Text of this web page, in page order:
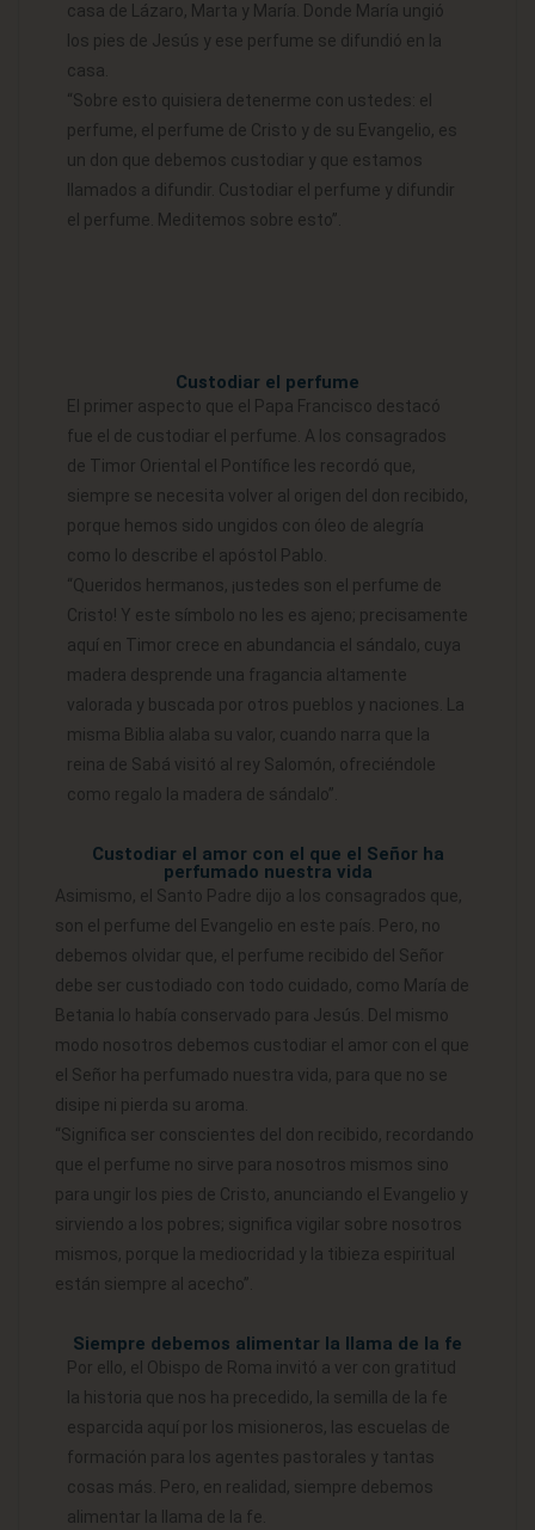
casa de Lázaro, Marta y María. Donde María ungió
los pies de Jesús y ese perfume se difundió en la
casa.
“Sobre esto quisiera detenerme con ustedes: el
perfume, el perfume de Cristo y de su Evangelio, es
un don que debemos custodiar y que estamos
llamados a difundir. Custodiar el perfume y difundir
el perfume. Meditemos sobre esto”.
Custodiar el perfume
El primer aspecto que el Papa Francisco destacó
fue el de custodiar el perfume. A los consagrados
de Timor Oriental el Pontífice les recordó que,
siempre se necesita volver al origen del don recibido,
porque hemos sido ungidos con óleo de alegría
como lo describe el apóstol Pablo.
“Queridos hermanos, ¡ustedes son el perfume de
Cristo! Y este símbolo no les es ajeno; precisamente
aquí en Timor crece en abundancia el sándalo, cuya
madera desprende una fragancia altamente
valorada y buscada por otros pueblos y naciones. La
misma Biblia alaba su valor, cuando narra que la
reina de Sabá visitó al rey Salomón, ofreciéndole
como regalo la madera de sándalo”.
Custodiar el amor con el que el Señor ha
perfumado nuestra vida
Asimismo, el Santo Padre dijo a los consagrados que,
son el perfume del Evangelio en este país. Pero, no
debemos olvidar que, el perfume recibido del Señor
debe ser custodiado con todo cuidado, como María de
Betania lo había conservado para Jesús. Del mismo
modo nosotros debemos custodiar el amor con el que
el Señor ha perfumado nuestra vida, para que no se
disipe ni pierda su aroma.
“Significa ser conscientes del don recibido, recordando
que el perfume no sirve para nosotros mismos sino
para ungir los pies de Cristo, anunciando el Evangelio y
sirviendo a los pobres; significa vigilar sobre nosotros
mismos, porque la mediocridad y la tibieza espiritual
están siempre al acecho”.
Siempre debemos alimentar la llama de la fe
Por ello, el Obispo de Roma invitó a ver con gratitud
la historia que nos ha precedido, la semilla de la fe
esparcida aquí por los misioneros, las escuelas de
formación para los agentes pastorales y tantas
cosas más. Pero, en realidad, siempre debemos
alimentar la llama de la fe.